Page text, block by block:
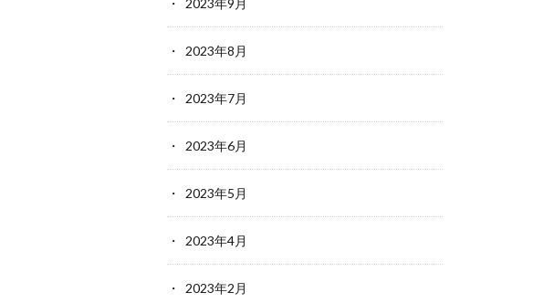
2023年8月
2023年7月
2023年6月
2023年5月
2023年4月
2023年2月